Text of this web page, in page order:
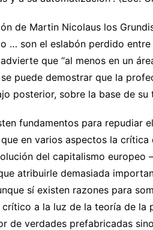
de Martin Nicolaus los
… son el eslabón perdido entre
que “al menos en un
puede demostrar que la
posterior, sobre la base de su
fundamentos para repudiar
en varios aspectos la
del capitalismo europeo
atribuirle demasiada
sí existen razones para
crítico a la luz de la teoría de la
de verdades prefabricadas